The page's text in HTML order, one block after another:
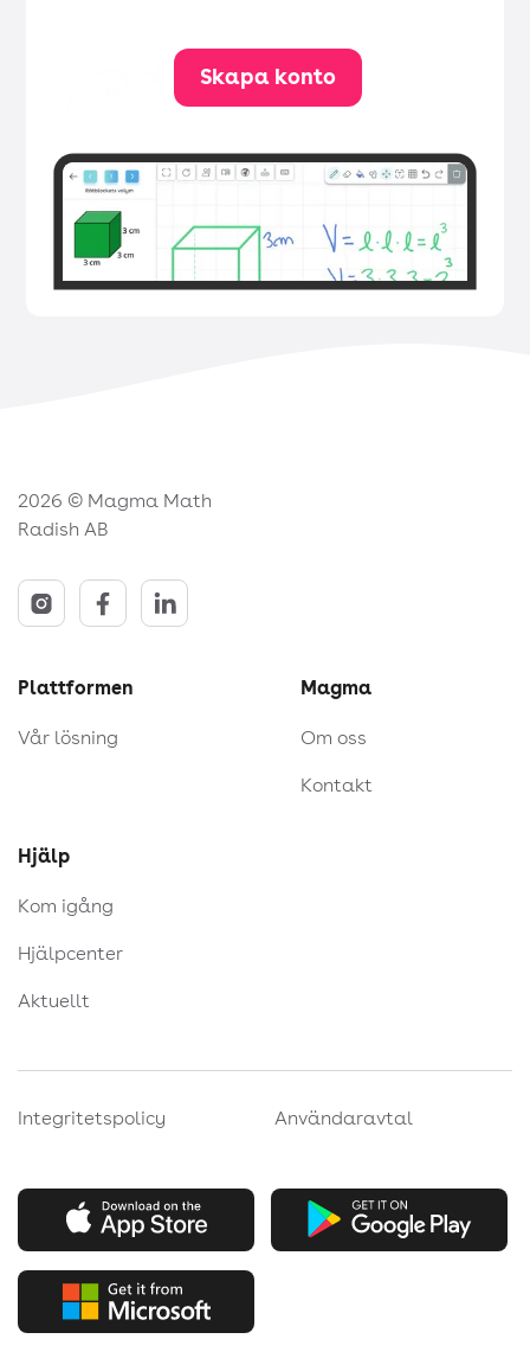
Skapa konto
2026 © Magma Math
Radish AB
Plattformen
Vår lösning
Magma
Om oss
Kontakt
Hjälp
Kom igång
Hjälpcenter
Aktuellt
Integritetspolicy Användaravtal